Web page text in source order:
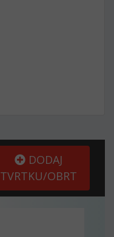
DODAJ
TVRTKU/OBRT